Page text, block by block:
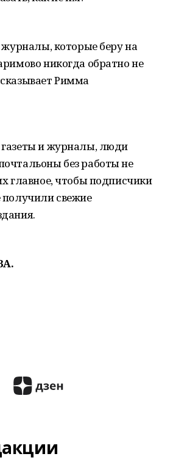
которые беру на
никогда обратно не
Римма
и журналы, люди
без работы не
главное, чтобы подписчики
свежие